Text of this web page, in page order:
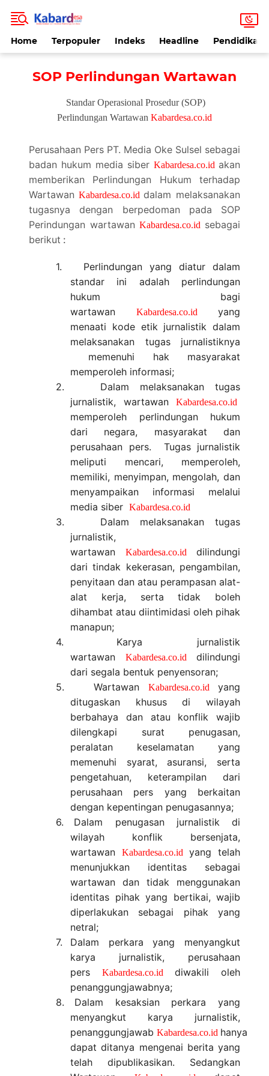
Home Terpopuler Indeks Headline Pendidikan
SOP Perlindungan Wartawan
Standar Operasional Prosedur (SOP)
Perlindungan Wartawan Kabardesa.co.id
Perusahaan Pers PT. Media Oke Sulsel sebagai
badan hukum media siber Kabardesa.co.id akan
memberikan Perlindungan Hukum terhadap
Wartawan Kabardesa.co.id dalam melaksanakan
tugasnya dengan berpedoman pada SOP
Perindungan wartawan Kabardesa.co.id sebagai
berikut :
1.
Perlindungan yang diatur dalam
standar ini adalah perlindungan
hukum bagi
wartawan
Kabardesa.co.idyang
menaati kode etik jurnalistik dalam
melaksanakan tugas jurnalistiknya
memenuhi hak masyarakat
memperoleh informasi;
2.
Dalam melaksanakan tugas
jurnalistik, wartawan Kabardesa.co.id
memperoleh perlindungan hukum
dari negara, masyarakat dan
perusahaan pers. Tugas jurnalistik
meliputi mencari, memperoleh,
memiliki, menyimpan, mengolah, dan
menyampaikan informasi melalui
media siber Kabardesa.co.id
3.
Dalam melaksanakan tugas
jurnalistik,
wartawan Kabardesa.co.id dilindungi
dari tindak kekerasan, pengambilan,
penyitaan dan atau perampasan alat-
alat kerja, serta tidak boleh
dihambat atau diintimidasi oleh pihak
manapun;
4.
Karya jurnalistik
wartawan Kabardesa.co.id
dilindungi
dari segala bentuk penyensoran;
5.
Wartawan Kabardesa.co.id
yang
ditugaskan khusus di wilayah
berbahaya dan atau konflik wajib
dilengkapi surat penugasan,
peralatan keselamatan yang
memenuhi syarat, asuransi, serta
pengetahuan, keterampilan dari
perusahaan pers yang berkaitan
dengan kepentingan penugasannya;
6.
Dalam penugasan jurnalistik di
wilayah konflik bersenjata,
wartawan
Kabardesa.co.idyang telah
menunjukkan identitas sebagai
wartawan dan tidak menggunakan
identitas pihak yang bertikai, wajib
diperlakukan sebagai pihak yang
netral;
7.
Dalam perkara yang menyangkut
karya jurnalistik, perusahaan
pers Kabardesa.co.id
diwakili oleh
penanggungjawabnya;
8.
Dalam kesaksian perkara yang
menyangkut karya jurnalistik,
penanggungjawab Kabardesa.co.id hanya
dapat ditanya mengenai berita yang
telah dipublikasikan. Sedangkan